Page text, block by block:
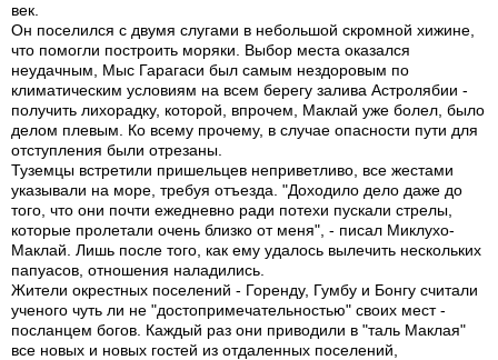
век.
Он поселился с двумя слугами в небольшой скромной хижине,
что помогли построить моряки. Выбор места оказался
неудачным, Мыс Гарагаси был самым нездоровым по
климатическим условиям на всем берегу залива Астролябии -
получить лихорадку, которой, впрочем, Маклай уже болел, было
делом плевым. Ко всему прочему, в случае опасности пути для
отступления были отрезаны.
Туземцы встретили пришельцев неприветливо, все жестами
указывали на море, требуя отъезда. "Доходило дело даже до
того, что они почти ежедневно ради потехи пускали стрелы,
которые пролетали очень близко от меня", - писал Миклухо-
Маклай. Лишь после того, как ему удалось вылечить нескольких
папуасов, отношения наладились.
Жители окрестных поселений - Горенду, Гумбу и Бонгу считали
ученого чуть ли не "достопримечательностью" своих мест -
посланцем богов. Каждый раз они приводили в "таль Маклая"
все новых и новых гостей из отдаленных поселений,